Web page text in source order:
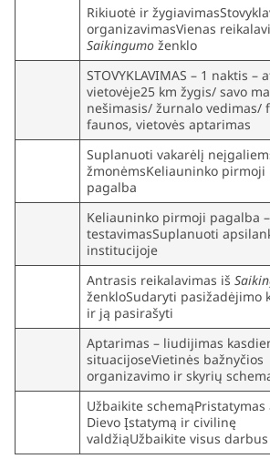
Rikiuotė ir
organizavimasVienas
Saikingumo ženklo
STOVYKLAVIMAS – 1 naktis –
vietovėje25 km žygis/ savo
nešimasis/ žurnalo vedimas/
faunos, vietovės aptarimas
Suplanuoti vakarėlį
žmonėmsKeliauninko pirmoji
pagalba
Keliauninko pirmoji pagalba –
testavimasSuplanuoti
institucijoje
Antrasis reikalavimas iš
ženkloSudaryti pasižadėjimo
ir ją pasirašyti
Aptarimas – liudijimas
situacijoseVietinės bažnyčios
organizavimo ir skyrių
Užbaikite schemąPristatymas
Dievo Įstatymą ir civilinę
valdžiąUžbaikite visus darbus